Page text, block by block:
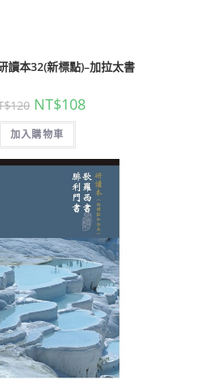
讀本32(新標點)–加拉太書
120 NT$108
加入購物車